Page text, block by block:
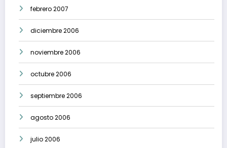
febrero 2007
diciembre 2006
noviembre 2006
octubre 2006
septiembre 2006
agosto 2006
julio 2006